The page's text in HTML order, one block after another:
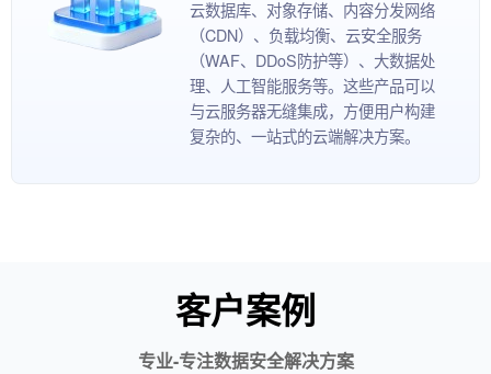
云数据库、对象存储、内容分发网络
（CDN）、负载均衡、云安全服务
（WAF、DDoS防护等）、大数据处
理、人工智能服务等。这些产品可以
与云服务器无缝集成，方便用户构建
复杂的、一站式的云端解决方案。
客户案例
专业-专注数据安全解决方案